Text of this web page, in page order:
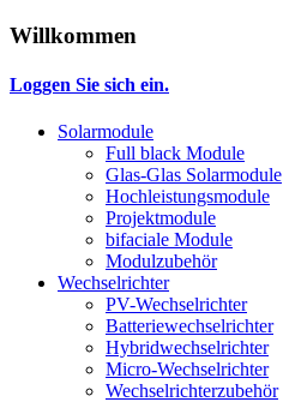
Willkommen
Loggen Sie sich ein.
Solarmodule
Full black Module
Glas-Glas Solarmodule
Hochleistungsmodule
Projektmodule
bifaciale Module
Modulzubehör
Wechselrichter
PV-Wechselrichter
Batteriewechselrichter
Hybridwechselrichter
Micro-Wechselrichter
Wechselrichterzubehör